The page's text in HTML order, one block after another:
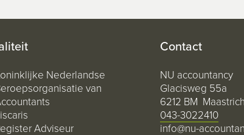
Nederlandse
van
Adviseur
Contact
NU accountancy
Glacisweg 55a
6212 BM
043-3022410
info@nu-